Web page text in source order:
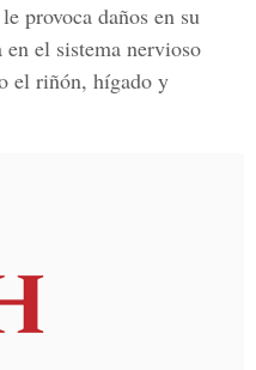
provoca daños en su
el sistema nervioso
el riñón, hígado y